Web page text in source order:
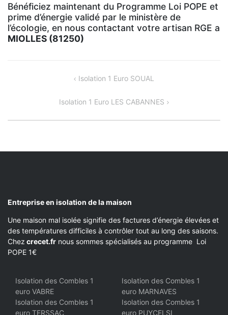
Bénéficiez maintenant du Programme Loi POPE et
prime d’énergie validé par le ministère de
l’écologie, en nous contactant votre artisan RGE a
MIOLLES (81250)
Isolation 1 Euro SOUAL
Isolation 1 Euro LES CABANNES
Entreprise en isolation de la maison
Une maison mal isolée signifie des factures d’énergie élevées et
des températures difficiles à contrôler tout au long des saisons.
Chez crecet.fr nous sommes spécialisés au programme Loi
POPE 1€
Isolation des Combles 1
euro VABRE
Isolation des Combles 1
euro MARNAVES
Isolation des Combles 1
euro TERSSAC
Isolation des Combles 1
euro PUYCELSI